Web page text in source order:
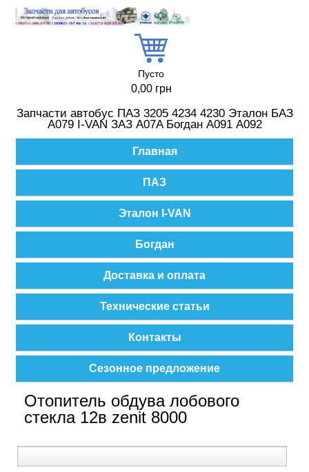
Пусто
0,00 грн
Запчасти автобус ПАЗ 3205 4234 4230 Эталон БАЗ
А079 I-VAN ЗАЗ A07A Богдан А091 А092
Главная
ПАЗ
Эталон I-VAN
Богдан
Доставка и оплата
Технические статьи
Контакты
Сезонное предложение
Отопитель обдува лобового
стекла 12в zenit 8000